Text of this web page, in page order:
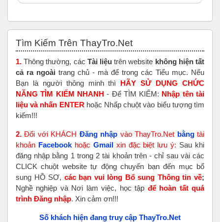
Tìm Kiếm Trên ThayTro.Net
1. Thông thường, các Tài liệu trên website không hiện tất
cả ra ngoài trang chủ - mà để trong các Tiểu mục. Nếu
Bạn là người thông minh thì HÃY SỬ DỤNG CHỨC
NĂNG TÌM KIẾM NHANH - Để TÌM KIẾM: Nhập tên tài
liệu và nhấn ENTER hoặc Nhấp chuột vào biểu tượng tìm
kiếm!!!
2. Đối với KHÁCH Đăng nhập vào ThayTro.Net bằngtài
khoản Facebook hoặc Gmailxin đặc biệt lưu ý: Sau khi
đăng nhập bằng 1 trong 2 tài khoản trên - chỉ sau vài các
CLICK chuột website tự động chuyển bạn đến mục bổ
sung HỒ SƠ, các bạn vui lòng Bổ sung Thông tin về;
Nghề nghiệp và Nơi làm việc, học tập để hoàn tấtquá
trình Đăng nhập. Xin cảm ơn!!!
Số khách hiện đang truy cập ThayTro.Net